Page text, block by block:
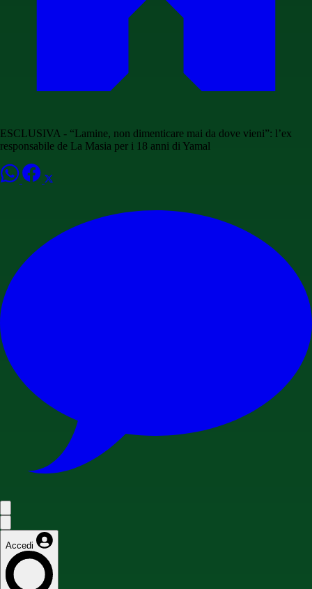
ESCLUSIVA - “Lamine, non dimenticare mai da dove vieni”: l’ex
responsabile de La Masia per i 18 anni di Yamal
Accedi